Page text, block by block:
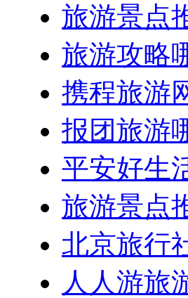
旅游景点
旅游攻略
携程旅游
报团旅游
平安好生
旅游景点
北京旅行
人人游旅